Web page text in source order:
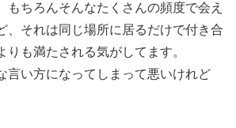
もちろんそんなたくさんの頻度で会え
、それは同じ場所に居るだけで付き合
りも満たされる気がしてます。
言い方になってしまって悪いけれど